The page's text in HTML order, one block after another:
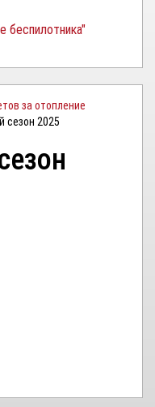
беспилотника"
за отопление
сезон 2025